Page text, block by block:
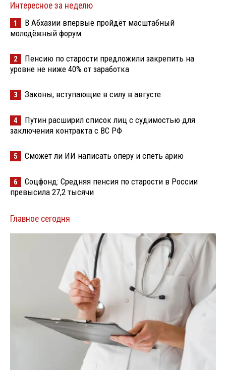
Интересное за неделю
1
В Абхазии впервые пройдёт масштабный
молодёжный форум
2
Пенсию по старости предложили закрепить на
уровне не ниже 40% от заработка
3 Законы, вступающие в силу в августе
4
Путин расширил список лиц с судимостью для
заключения контракта с ВС РФ
5 Сможет ли ИИ написать оперу и спеть арию
6
Соцфонд: Средняя пенсия по старости в России
превысила 27,2 тысячи
Главное сегодня